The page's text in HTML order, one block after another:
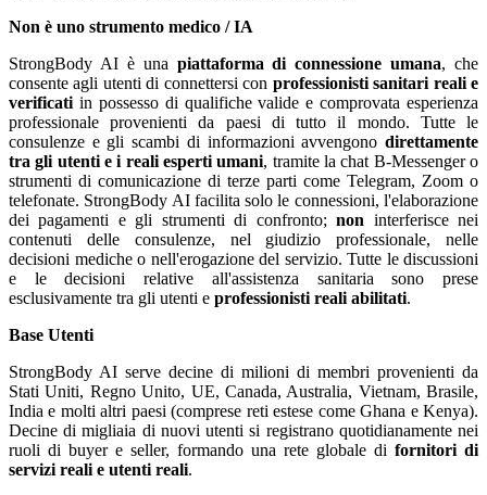
Non è uno strumento medico / IA
StrongBody AI è una piattaforma di connessione umana, che
consente agli utenti di connettersi con professionisti sanitari reali e
verificati in possesso di qualifiche valide e comprovata esperienza
professionale provenienti da paesi di tutto il mondo. Tutte le
consulenze e gli scambi di informazioni avvengono direttamente
tra gli utenti e i reali esperti umani, tramite la chat B-Messenger o
strumenti di comunicazione di terze parti come Telegram, Zoom o
telefonate. StrongBody AI facilita solo le connessioni, l'elaborazione
dei pagamenti e gli strumenti di confronto;non interferisce nei
contenuti delle consulenze, nel giudizio professionale, nelle
decisioni mediche o nell'erogazione del servizio. Tutte le discussioni
e le decisioni relative all'assistenza sanitaria sono prese
esclusivamente tra gli utenti e professionisti reali abilitati.
Base Utenti
StrongBody AI serve decine di milioni di membri provenienti da
Stati Uniti, Regno Unito, UE, Canada, Australia, Vietnam, Brasile,
India e molti altri paesi (comprese reti estese come Ghana e Kenya).
Decine di migliaia di nuovi utenti si registrano quotidianamente nei
ruoli di buyer e seller, formando una rete globale di fornitori di
servizi reali e utenti reali.